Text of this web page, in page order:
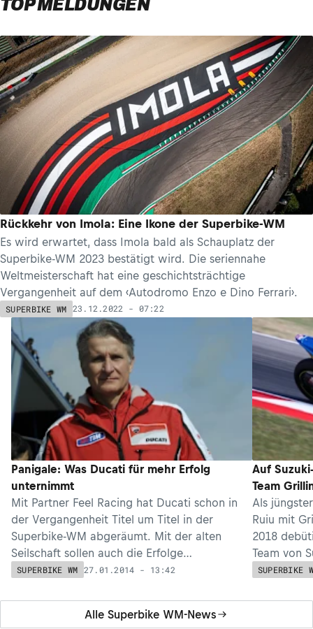
TOP MELDUNGEN
Rückkehr von Imola: Eine Ikone der Superbike-WM
Es wird erwartet, dass Imola bald als Schauplatz der
Superbike-WM 2023 bestätigt wird. Die seriennahe
Weltmeisterschaft hat eine geschichtsträchtige
Vergangenheit auf dem ‹Autodromo Enzo e Dino Ferrari›.
SUPERBIKE WM 23.12.2022 - 07:22
Panigale: Was Ducati für mehr Erfolg
unternimmt
Mit Partner Feel Racing hat Ducati schon in
der Vergangenheit Titel um Titel in der
Superbike-WM abgeräumt. Mit der alten
Seilschaft sollen auch die Erfolge
zurückkommen.
SUPERBIKE WM 27.01.2014 - 13:42
Auf
Team
Als
Ruiu mit
2018
Team von
SUPERBIKE
Alle Superbike WM-News